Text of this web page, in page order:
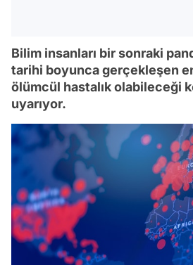
Bilim insanları bir sonraki
tarihi boyunca gerçekleşen
ölümcül hastalık olabileceği
uyarıyor.